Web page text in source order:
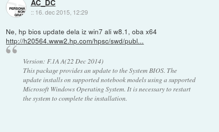
AC_DC
:: 16. dec 2015, 12:29
Ne, hp bios update dela iz win7 ali w8.1, oba x64
http://h20564.www2.hp.com/hpsc/swd/publ...
Version: F.1A A(22 Dec 2014)
This package provides an update to the System BIOS. The
update installs on supported notebook models using a supported
Microsoft Windows Operating System. It is necessary to restart
the system to complete the installation.